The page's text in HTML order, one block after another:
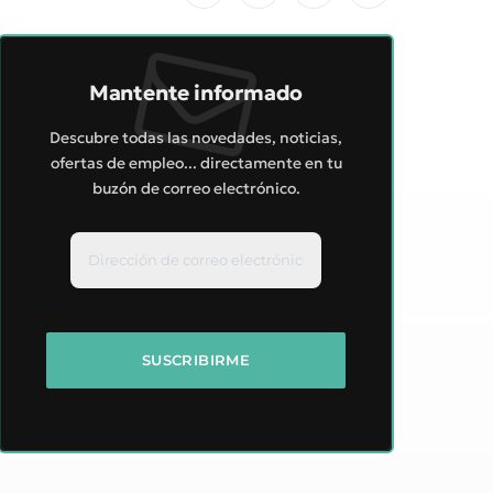
Mantente informado
Descubre todas las novedades, noticias,
ofertas de empleo... directamente en tu
buzón de correo electrónico.